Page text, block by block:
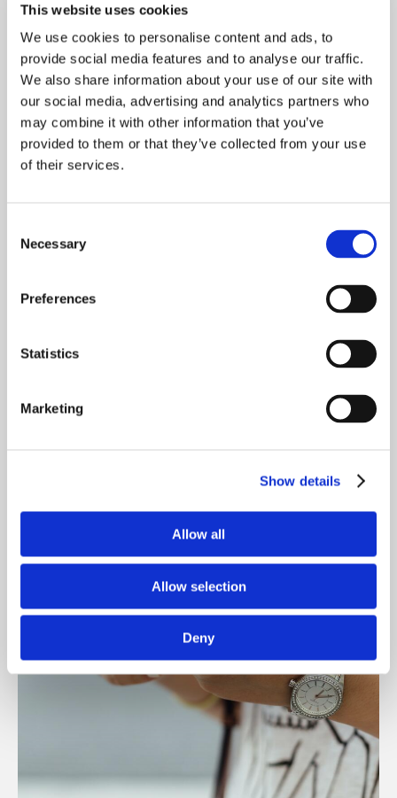
This website uses cookies
We use cookies to personalise content and ads, to
provide social media features and to analyse our traffic.
We also share information about your use of our site with
our social media, advertising and analytics partners who
may combine it with other information that you’ve
provided to them or that they’ve collected from your use
of their services.
Selection
Necessary
Preferences
Statistics
Marketing
Show details
Allow all
Allow selection
Deny
Regisztrálja a tesztjét! Ehhez írja be
Minden adatot névtelenül kezelünk.